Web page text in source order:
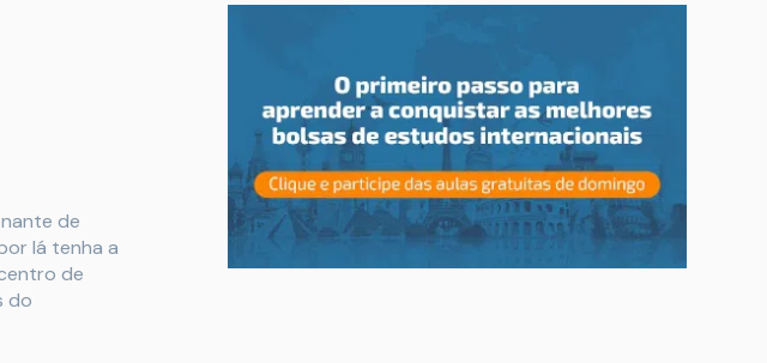
de
lá tenha a
de
do